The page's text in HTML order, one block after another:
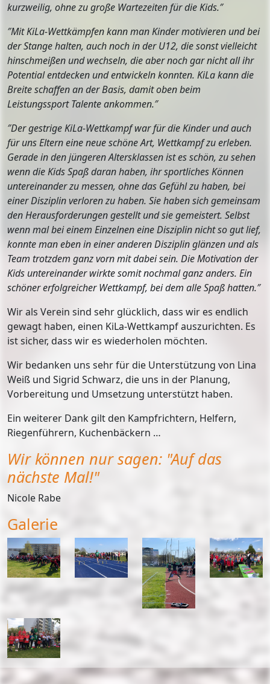
kurzweilig, ohne zu große Wartezeiten für die Kids.″
″Mit KiLa-Wettkämpfen kann man Kinder motivieren und bei
der Stange halten, auch noch in der U12, die sonst vielleicht
hinschmeißen und wechseln, die aber noch gar nicht all ihr
Potential entdecken und entwickeln konnten. KiLa kann die
Breite schaffen an der Basis, damit oben beim
Leistungssport Talente ankommen.″
″Der gestrige KiLa-Wettkampf war für die Kinder und auch
für uns Eltern eine neue schöne Art, Wettkampf zu erleben.
Gerade in den jüngeren Altersklassen ist es schön, zu sehen
wenn die Kids Spaß daran haben, ihr sportliches Können
untereinander zu messen, ohne das Gefühl zu haben, bei
einer Disziplin verloren zu haben. Sie haben sich gemeinsam
den Herausforderungen gestellt und sie gemeistert. Selbst
wenn mal bei einem Einzelnen eine Disziplin nicht so gut lief,
konnte man eben in einer anderen Disziplin glänzen und als
Team trotzdem ganz vorn mit dabei sein. Die Motivation der
Kids untereinander wirkte somit nochmal ganz anders. Ein
schöner erfolgreicher Wettkampf, bei dem alle Spaß hatten.″
Wir als Verein sind sehr glücklich, dass wir es endlich
gewagt haben, einen KiLa-Wettkampf auszurichten. Es
ist sicher, dass wir es wiederholen möchten.
Wir bedanken uns sehr für die Unterstützung von Lina
Weiß und Sigrid Schwarz, die uns in der Planung,
Vorbereitung und Umsetzung unterstützt haben.
Ein weiterer Dank gilt den Kampfrichtern, Helfern,
Riegenführern, Kuchenbäckern …
Wir können nur sagen: "Auf das
nächste Mal!"
Nicole Rabe
Galerie